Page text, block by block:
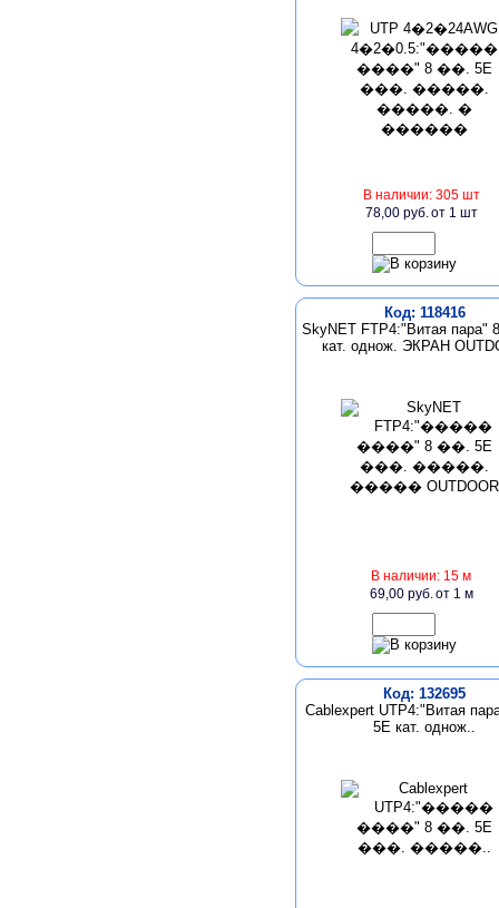
В наличии: 305 шт
78,00 руб.от 1 шт
Код: 118416
SkyNET FTP4:"Витая пара"
кат. однож. ЭКРАН
В наличии: 15 м
69,00 руб.от 1 м
Код: 132695
Cablexpert UTP4:"Витая
5E кат. однож..